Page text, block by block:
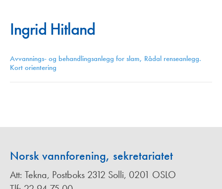
Ingrid Hitland
Avvannings- og behandlingsanlegg for slam, Rådal renseanlegg.
Kort orientering
Norsk vannforening, sekretariatet
Att: Tekna, Postboks 2312 Solli, 0201 OSLO